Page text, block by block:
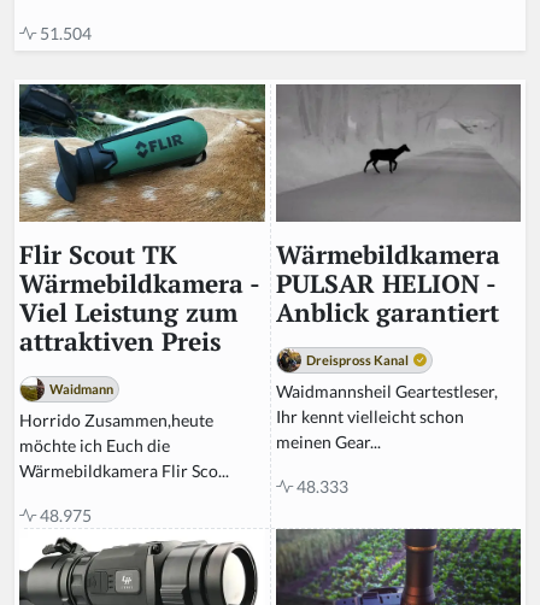
51.504
Flir Scout TK
Wärmebildkamera -
Viel Leistung zum
attraktiven Preis
Waidmann
Horrido Zusammen,heute
möchte ich Euch die
Wärmebildkamera Flir Sco...
48.975
Wärmebildkamera
PULSAR HELION -
Anblick garantiert
Dreispross Kanal
Waidmannsheil Geartestleser,
Ihr kennt vielleicht schon
meinen Gear...
48.333